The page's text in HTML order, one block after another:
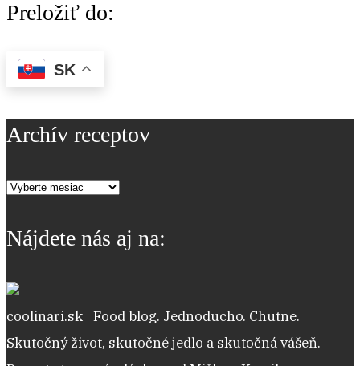
Preložiť do:
SK
Archív receptov
Archív
Nájdete nás aj na:
coolinari.sk | Food blog. Jednoducho. Chutne.
Skutočný život, skutočné jedlo a skutočná vášeň.